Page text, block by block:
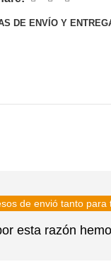
DE ENVÍO Y
de envió tanto para
esta razón